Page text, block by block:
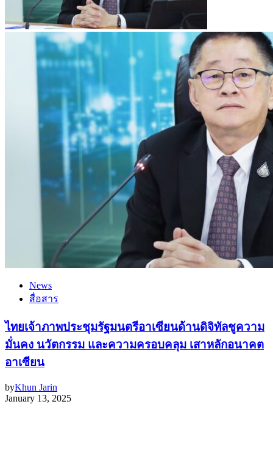
News
สื่อสาร
ไทยเจ้าภาพประชุมรัฐมนตรีอาเซียนด้านดิจิทัลชูความ
มั่นคง นวัตกรรม และความครอบคลุม เสาหลักอนาคต
อาเซียน
byKhun Jarin
January 13, 2025